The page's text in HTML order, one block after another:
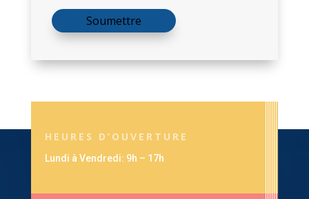
HEURES D’OUVERTURE
Lundi à Vendredi: 9h – 17h